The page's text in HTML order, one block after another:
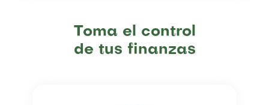
Toma el control
de tus finanzas